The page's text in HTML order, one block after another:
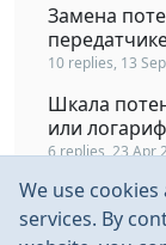
Замена
10 replies, 13
Шкала
или
6 replies, 23 Apr
Замена
112 replies, 26
We use
services. By